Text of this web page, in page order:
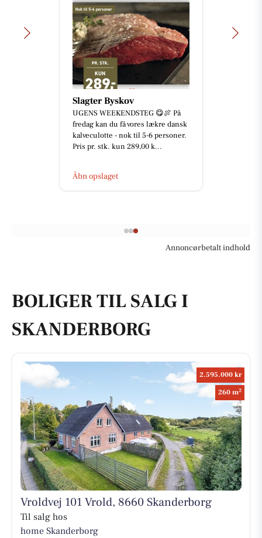
Slagter Byskov
UGENS WEEKENDSTEG 😋🍖 På
fredag kan du få vores lækre dansk
kalveculotte - nok til 5-6 personer.
Pris pr. stk. kun 289,00 k...
Åbn opslaget
Annoncørbetalt indhold
BOLIGER TIL SALG I
SKANDERBORG
2.595.000 kr
260 m2
Vroldvej 101 Vrold, 8660 Skanderborg
Til salg hos
home Skanderborg